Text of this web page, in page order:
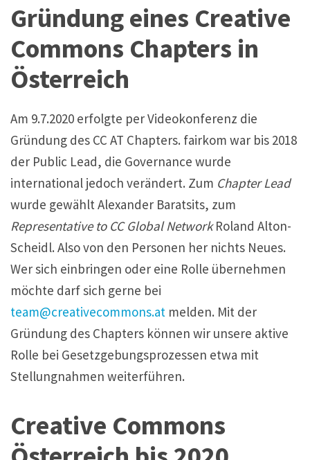
Gründung eines Creative
Commons Chapters in
Österreich
Am 9.7.2020 erfolgte per Videokonferenz die
Gründung des CC AT Chapters. fairkom war bis 2018
der Public Lead, die Governance wurde
international jedoch verändert. Zum Chapter Lead
wurde gewählt Alexander Baratsits, zum
Representative to CC Global NetworkRoland Alton-
Scheidl. Also von den Personen her nichts Neues.
Wer sich einbringen oder eine Rolle übernehmen
möchte darf sich gerne bei
team@creativecommons.at melden. Mit der
Gründung des Chapters können wir unsere aktive
Rolle bei Gesetzgebungsprozessen etwa mit
Stellungnahmen weiterführen.
Creative Commons